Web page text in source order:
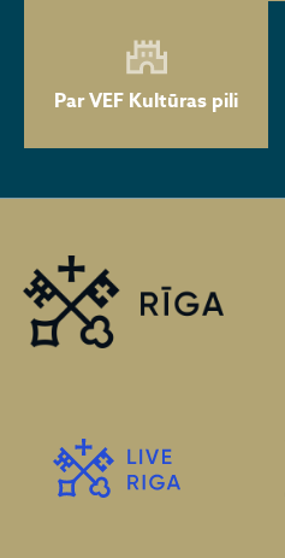
Par VEF Kultūras pili